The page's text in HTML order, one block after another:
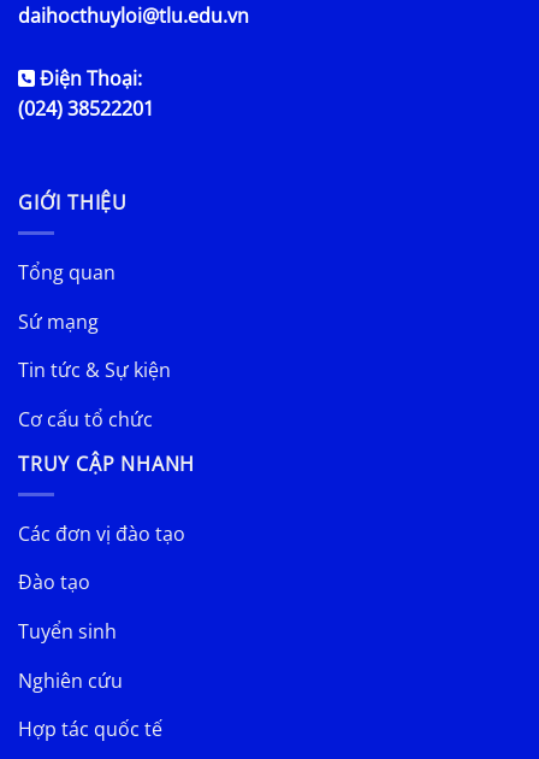
daihocthuyloi@tlu.edu.vn
Điện Thoại:
(024) 38522201
GIỚI THIỆU
Tổng quan
Sứ mạng
Tin tức & Sự kiện
Cơ cấu tổ chức
TRUY CẬP NHANH
Các đơn vị đào tạo
Đào tạo
Tuyển sinh
Nghiên cứu
Hợp tác quốc tế